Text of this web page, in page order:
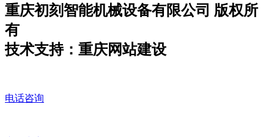
重庆初刻智能机械设备有限公司 版权所
有
技术支持：重庆网站建设
电话咨询